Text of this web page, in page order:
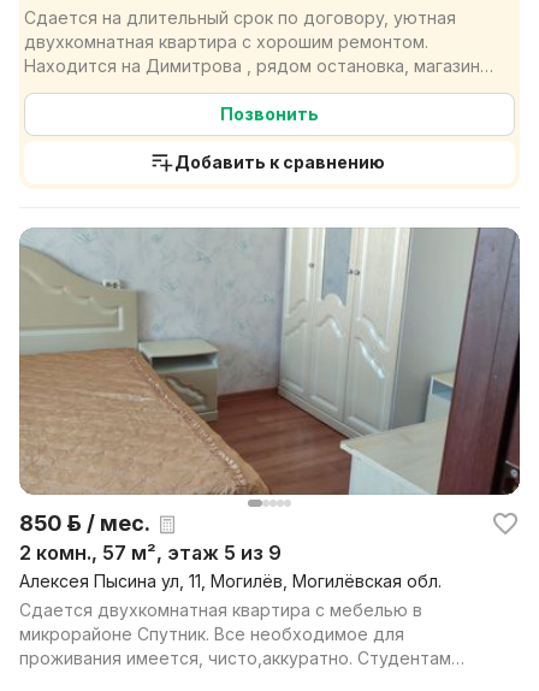
Сдается на длительный срок по договору, уютная
двухкомнатная квартира с хорошим ремонтом.
Находится на Димитрова , рядом остановка, магазины
и вся инф...
Позвонить
Добавить к сравнению
850 р. / мес.
2 комн., 57 м², этаж 5 из 9
Алексея Пысина ул, 11, Могилёв, Могилёвская обл.
Сдается двухкомнатная квартира с мебелью в
микрорайоне Спутник. Все необходимое для
проживания имеется, чисто,аккуратно. Студентам